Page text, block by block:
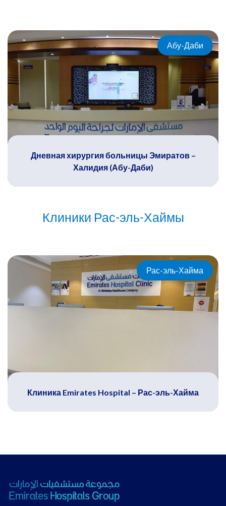
Дневная хирургия больницы Эмиратов –
Халидия (Абу-Даби)
Абу-Даби
Клиники Рас-эль-Хаймы
Клиника Emirates Hospital – Рас-эль-Хайма
Рас-эль-Хайма